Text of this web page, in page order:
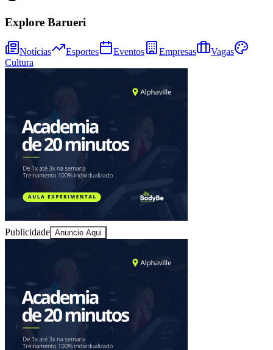
Athletico-PR
Explore Barueri
Notícias Esportes Eventos Empresas
Vagas
Cultura
Publicidade Anuncie Aqui